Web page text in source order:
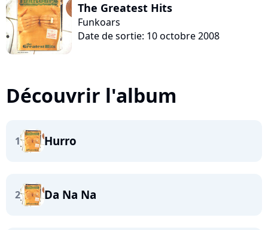
The Greatest Hits
Funkoars
Date de sortie: 10 octobre 2008
Découvrir l'album
1 Hurro
2 Da Na Na